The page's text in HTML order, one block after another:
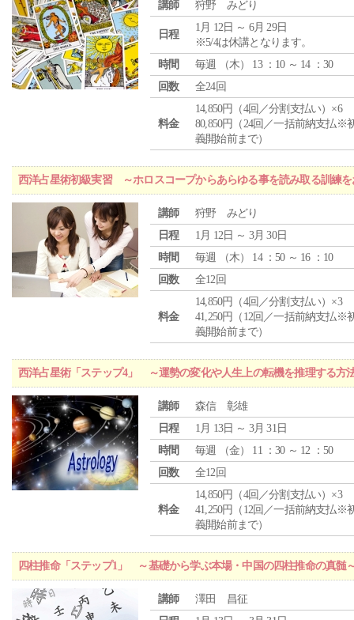
講師 狩野 みどり
日程
1月 12日 ～ 6月 29日
※5/4は休講となります。
時間
毎週 （木） 13 ：10 ～ 14 ：30
回数
全24回
料金
14,850円（4回／分割支払い）×6
80,850円（24回／一括前納支払※
義開始前まで）
西洋占星術初級実習 ～ホロスコープからあらゆる事を読み取る訓練を
講師
狩野 みどり
日程
1月 12日 ～ 3月 30日
時間
毎週 （木） 14 ：50 ～ 16 ：10
回数
全12回
料金
14,850円（4回／分割支払い）×3
41,250円（12回／一括前納支払※
義開始前まで）
西洋占星術「ステップ4」 ～運勢の変化や人生上の転機を推理する方
講師
森信 彰雄
日程
1月 13日 ～ 3月 31日
時間
毎週 （金） 11 ：30 ～ 12 ：50
回数
全12回
料金
14,850円（4回／分割支払い）×3
41,250円（12回／一括前納支払※
義開始前まで）
四柱推命「ステップ1」 ～基礎から学ぶ本場・中国の四柱推命の真髄
講師
澤田 昌征